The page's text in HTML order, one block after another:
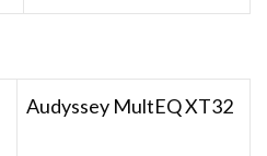
Audyssey MultEQ XT32